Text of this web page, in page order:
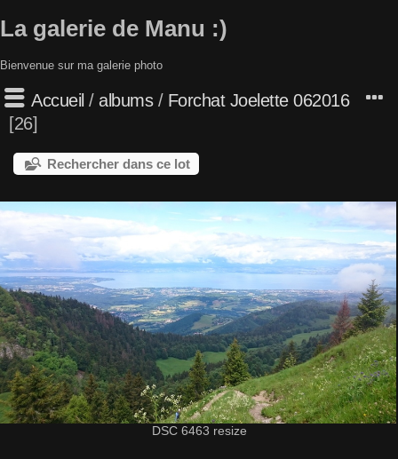
La galerie de Manu :)
Bienvenue sur ma galerie photo
Accueil / albums/ Forchat Joelette 062016
26
Rechercher dans ce lot
DSC 6463 resize